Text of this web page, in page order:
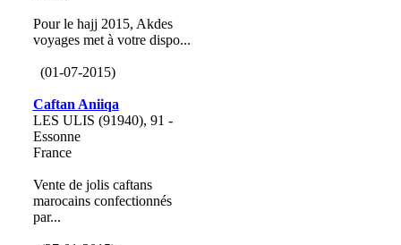
Pour le hajj 2015, Akdes
voyages met à votre dispo...
(01-07-2015)
Caftan Aniiqa
LES ULIS (91940), 91 -
Essonne
France
Vente de jolis caftans
marocains confectionnés
par...